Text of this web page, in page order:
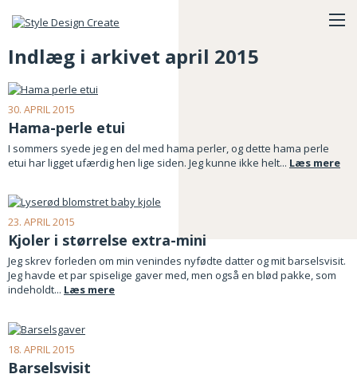
Indlæg i arkivet april 2015
30. APRIL 2015
Hama-perle etui
I sommers syede jeg en del med hama perler, og dette hama perle
etui har ligget ufærdig hen lige siden. Jeg kunne ikke helt... Læs mere
23. APRIL 2015
Kjoler i størrelse extra-mini
Jeg skrev forleden om min venindes nyfødte datter og mit barselsvisit.
Jeg havde et par spiselige gaver med, men også en blød pakke, som
indeholdt... Læs mere
18. APRIL 2015
Barselsvisit